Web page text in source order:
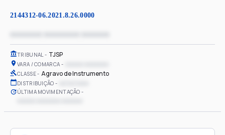
2144312-06.2021.8.26.0000
TRIBUNAL TJSP
VARA / COMARCA
CLASSE Agravo de Instrumento
DISTRIBUIÇÃO
ÚLTIMA MOVIMENTAÇÃO